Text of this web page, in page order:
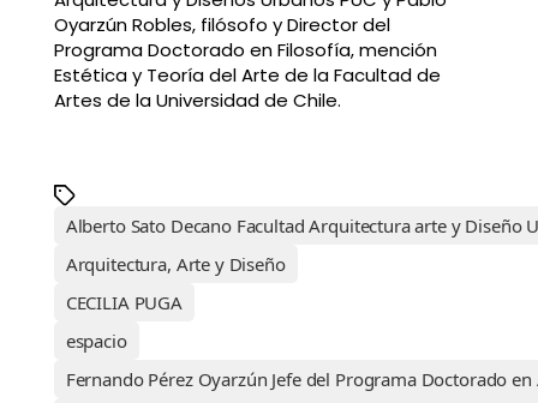
Oyarzún Robles, filósofo y Director del
Programa Doctorado en Filosofía, mención
Estética y Teoría del Arte de la Facultad de
Artes de la Universidad de Chile.
Alberto Sato Decano Facultad Arquitectura arte y Diseño
Arquitectura, Arte y Diseño
CECILIA PUGA
espacio
Fernando Pérez Oyarzún Jefe del Programa Doctorado